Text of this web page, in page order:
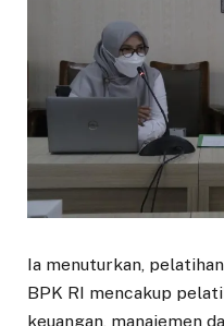
Ia menuturkan,
BPK RI mencakup
keuangan, manajemen